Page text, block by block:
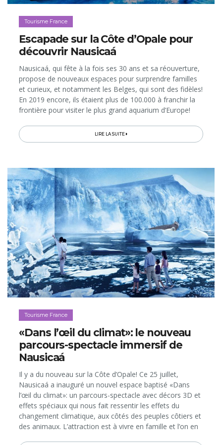
Tourisme France
Escapade sur la Côte d’Opale pour
découvrir Nausicaá
Nausicaá, qui fête à la fois ses 30 ans et sa réouverture,
propose de nouveaux espaces pour surprendre familles
et curieux, et notamment les Belges, qui sont des fidèles!
En 2019 encore, ils étaient plus de 100.000 à franchir la
frontière pour visiter le plus grand aquarium d’Europe!
LIRE LA SUITE
Tourisme France
«Dans l’œil du climat»: le nouveau
parcours-spectacle immersif de
Nausicaá
Il y a du nouveau sur la Côte d’Opale! Ce 25 juillet,
Nausicaá a inauguré un nouvel espace baptisé «Dans
l’œil du climat»: un parcours-spectacle avec décors 3D et
effets spéciaux qui nous fait ressentir les effets du
changement climatique, aux côtés des peuples côtiers et
des animaux. L’attraction est à vivre en famille et l’on en